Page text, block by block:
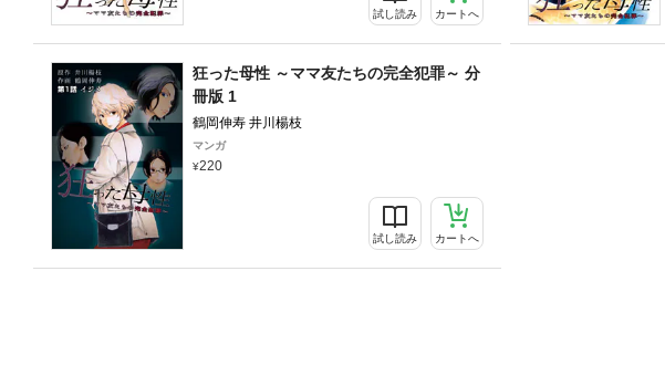
試し読み カートへ
狂った母性 ～ママ友たちの完全犯罪～ 分
冊版 1
鶴岡伸寿 井川楊枝
マンガ
220
試し読み カートへ